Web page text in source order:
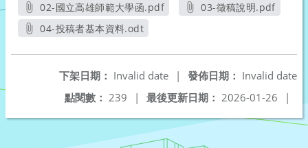
02-國立高雄師範大學函.pdf
另開新視窗
03-徵稿說明.pdf
04-投稿者基本資料.odt
發佈日期： Invalid date
下架日期： Invalid date
|
最後更新日期： 2026-01-26 |
點閱數： 239 |